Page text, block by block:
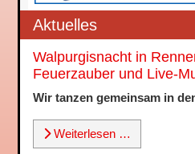
Aktuelles
Walpurgisnacht in
Feuerzauber und Live-
Wir tanzen gemeinsam in
Weiterlesen …